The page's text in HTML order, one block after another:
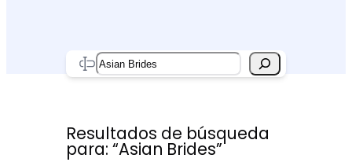
Search
Resultados de búsqueda
para: “Asian Brides”